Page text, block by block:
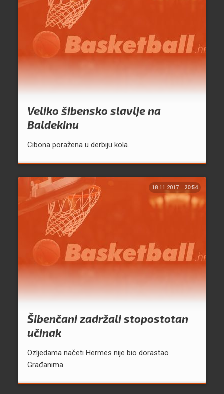
Veliko šibensko slavlje na
Baldekinu
Cibona poražena u derbiju kola.
18.11.2017. 20:54
Šibenčani zadržali stopostotan
učinak
Ozljedama načeti Hermes nije bio dorastao
Građanima.